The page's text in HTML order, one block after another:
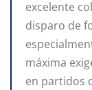
excelente
disparo de
máxima
en partidos